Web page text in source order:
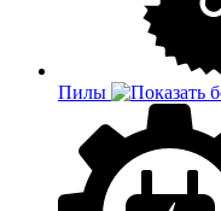
Пилы